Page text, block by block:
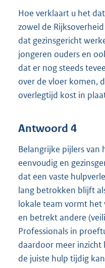
Hoe verklaart u het
zowel de
dat gezinsgericht
jongeren ouders en
dat er nog steeds
over de vloer komen,
overlegtijd kost in
Antwoord 4
Belangrijke pijlers van
eenvoudig en
dat een vaste
lang betrokken blijft
lokale team vormt het
en betrekt andere
Professionals in
daardoor meer inzicht
de juiste hulp tijdig